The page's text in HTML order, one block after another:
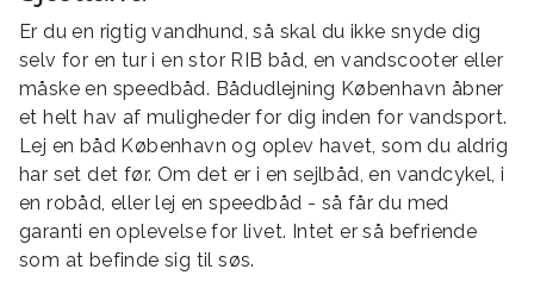
Er du en rigtig vandhund, så skal du ikke snyde dig
selv for en tur i en stor RIB båd, en vandscooter eller
måske en speedbåd. Bådudlejning København åbner
et helt hav af muligheder for dig inden for vandsport.
Lej en båd København og oplev havet, som du aldrig
har set det før. Om det er i en sejlbåd, en vandcykel, i
en robåd, eller lej en speedbåd - så får du med
garanti en oplevelse for livet. Intet er så befriende
som at befinde sig til søs.